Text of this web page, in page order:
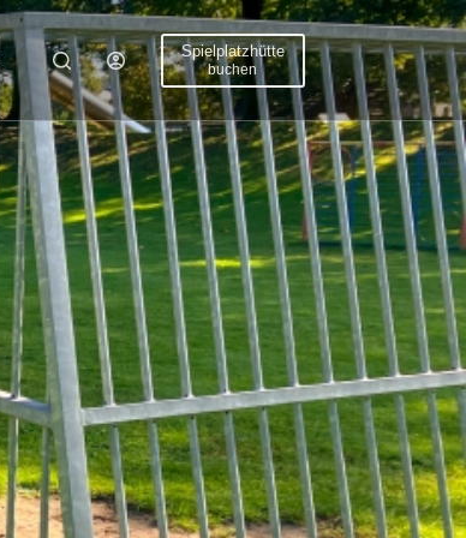
Spielplatzhütte
buchen